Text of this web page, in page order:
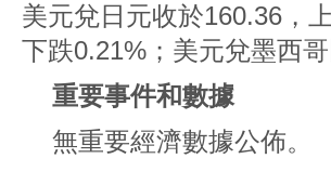
美元兌日元收於160.36，
下跌0.21%；美元兌墨西
重要事件和數據
無重要經濟數據公佈。